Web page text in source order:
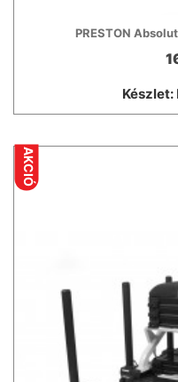
PRESTON
Készlet:
AKCIÓ